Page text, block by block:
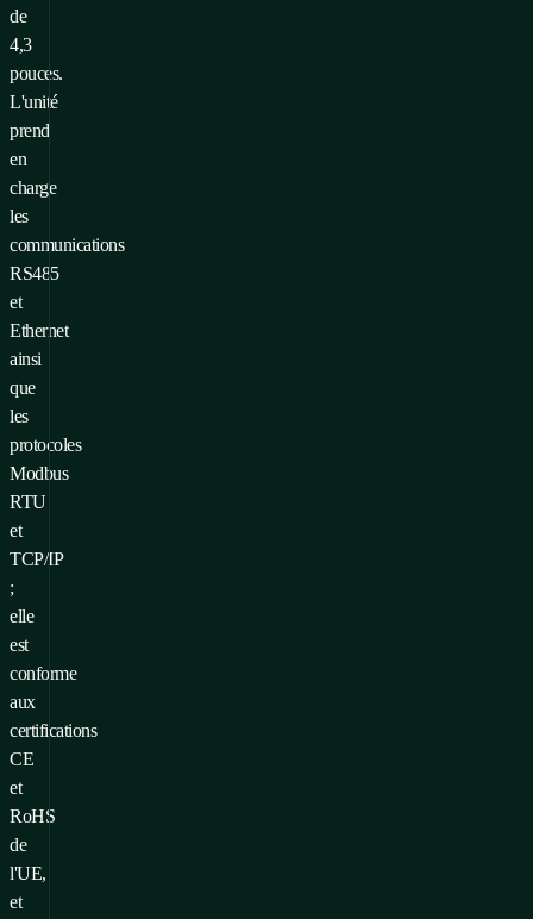
de
4,3
pouces.
L'unité
prend
en
charge
les
communications
RS485
et
Ethernet
ainsi
que
les
protocoles
Modbus
RTU
et
TCP/IP
;
elle
est
conforme
aux
certifications
CE
et
RoHS
de
l'UE,
et